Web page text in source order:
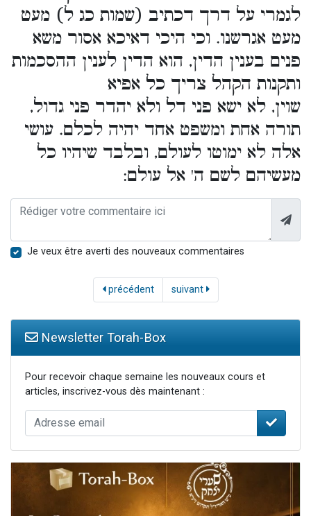
לגמרי על דרך דכתיב (שמות כג ל) מעט
מעט אגרשנו. וכי היכי דאיכא אסור משא
פנים בענין הדין, הוא הדין לענין ההסכמות
ותקנות הקהל צריך כל אפיא
שוין, לא ישא פני דל ולא יהדר פני גדול,
תורה אחת ומשפט אחד יהיה לכלם. עושי
אלה לא ימוטו לעולם, ובלבד שיהיו כל
מעשיהם לשם ה' אל עולם:
Je veux être averti des nouveaux commentaires
précédent suivant
Newsletter Torah-Box
Pour recevoir chaque semaine les nouveaux cours et
articles, inscrivez-vous dès maintenant :